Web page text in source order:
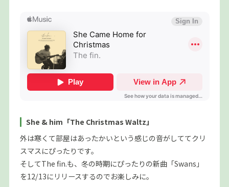
She & him「The Christmas Waltz」
外は寒くて部屋はあったかいという感じの音がしててクリ
スマスにぴったりです。
そしてThe fin.も、冬の時期にぴったりの新曲「Swans」
を12/13にリリースするのでお楽しみに。